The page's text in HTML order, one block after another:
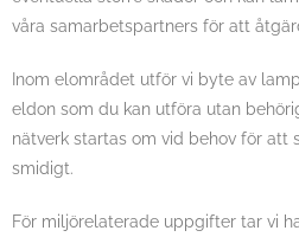
våra samarbetspartners för att
Inom elområdet utför vi byte av
eldon som du kan utföra utan
nätverk startas om vid behov för att
smidigt.
För miljörelaterade uppgifter tar vi